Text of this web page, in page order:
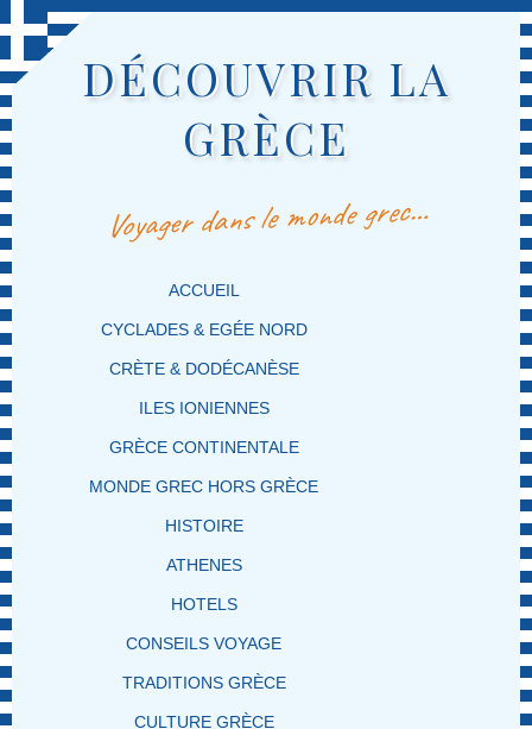
DÉCOUVRIR LA
GRÈCE
Voyager dans le monde grec…
MENU PRINCIPAL
MASQUER LA NAVIGATION PRINCIPALE
MASQUER LA NAVIGATION SECONDAIRE
ACCUEIL
CYCLADES & EGÉE NORD
CRÈTE & DODÉCANÈSE
ILES IONIENNES
GRÈCE CONTINENTALE
MONDE GREC HORS GRÈCE
HISTOIRE
ATHENES
HOTELS
CONSEILS VOYAGE
TRADITIONS GRÈCE
CULTURE GRÈCE